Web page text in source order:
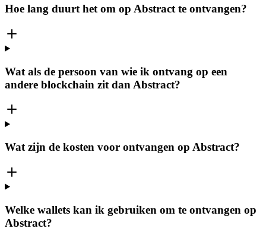
Hoe lang duurt het om op Abstract te ontvangen?
Wat als de persoon van wie ik ontvang op een
andere blockchain zit dan Abstract?
Wat zijn de kosten voor ontvangen op Abstract?
Welke wallets kan ik gebruiken om te ontvangen op
Abstract?